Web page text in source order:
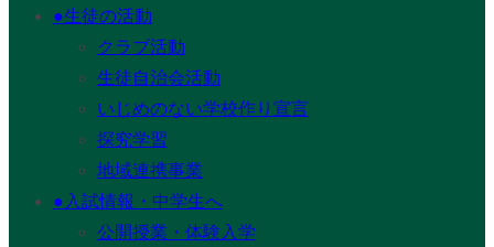
●生徒の活動
クラブ活動
生徒自治会活動
いじめのない学校作り宣言
探究学習
地域連携事業
●入試情報・中学生へ
公開授業・体験入学